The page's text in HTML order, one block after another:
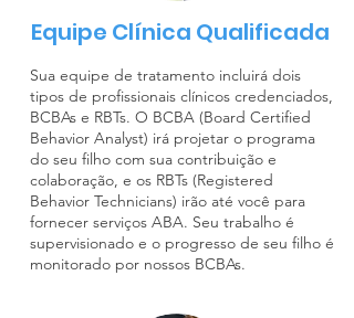
Equipe Clínica Qualificada
Sua equipe de tratamento incluirá dois
tipos de profissionais clínicos credenciados,
BCBAs e RBTs. O BCBA (Board Certified
Behavior Analyst) irá projetar o programa
do seu filho com sua contribuição e
colaboração, e os RBTs (Registered
Behavior Technicians) irão até você para
fornecer serviços ABA. Seu trabalho é
supervisionado e o progresso de seu filho é
monitorado por nossos BCBAs.